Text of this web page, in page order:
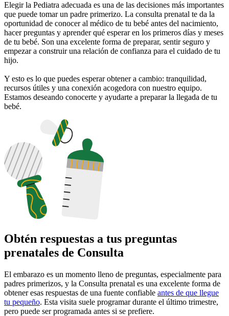
Elegir la Pediatra adecuada es una de las decisiones más importantes
que puede tomar un padre primerizo. La consulta prenatal te da la
oportunidad de conocer al médico de tu bebé antes del nacimiento,
hacer preguntas y aprender qué esperar en los primeros días y meses
de tu bebé. Son una excelente forma de preparar, sentir seguro y
empezar a construir una relación de confianza para el cuidado de tu
hijo.
Y esto es lo que puedes esperar obtener a cambio: tranquilidad,
recursos útiles y una conexión acogedora con nuestro equipo.
Estamos deseando conocerte y ayudarte a preparar la llegada de tu
bebé.
Obtén respuestas a tus preguntas
prenatales de Consulta
El embarazo es un momento lleno de preguntas, especialmente para
padres primerizos, y la Consulta prenatal es una excelente forma de
obtener esas respuestas de una fuente confiable antes de que llegue
tu pequeño. Esta visita suele programar durante el último trimestre,
pero puede ser programada antes si se prefiere.